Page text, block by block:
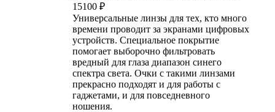
15100 ₽
Универсальные линзы для тех, кто много
времени проводит за экранами цифровых
устройств. Специальное покрытие
помогает выборочно фильтровать
вредный для глаза диапазон синего
спектра света. Очки с такими линзами
прекрасно подходят и для работы с
гаджетами, и для повседневного
ношения.